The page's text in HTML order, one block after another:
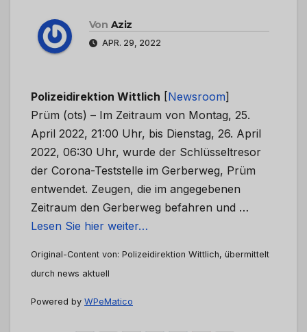
Von Aziz
APR. 29, 2022
Polizeidirektion Wittlich [Newsroom]
Prüm (ots) – Im Zeitraum von Montag, 25.
April 2022, 21:00 Uhr, bis Dienstag, 26. April
2022, 06:30 Uhr, wurde der Schlüsseltresor
der Corona-Teststelle im Gerberweg, Prüm
entwendet. Zeugen, die im angegebenen
Zeitraum den Gerberweg befahren und …
Lesen Sie hier weiter…
Original-Content von: Polizeidirektion Wittlich, übermittelt
durch news aktuell
Powered by WPeMatico